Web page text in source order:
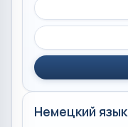
Немецкий язык